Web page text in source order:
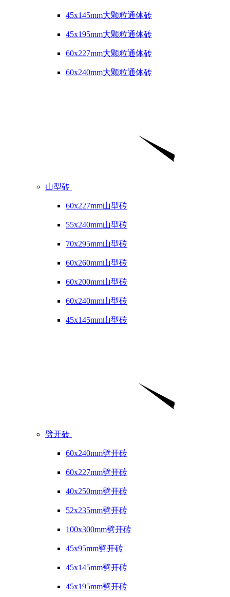
45x145mm大颗粒通体砖
45x195mm大颗粒通体砖
60x227mm大颗粒通体砖
60x240mm大颗粒通体砖
山型砖
60x227mm山型砖
55x240mm山型砖
70x295mm山型砖
60x260mm山型砖
60x200mm山型砖
60x240mm山型砖
45x145mm山型砖
劈开砖
60x240mm劈开砖
60x227mm劈开砖
40x250mm劈开砖
52x235mm劈开砖
100x300mm劈开砖
45x95mm劈开砖
45x145mm劈开砖
45x195mm劈开砖